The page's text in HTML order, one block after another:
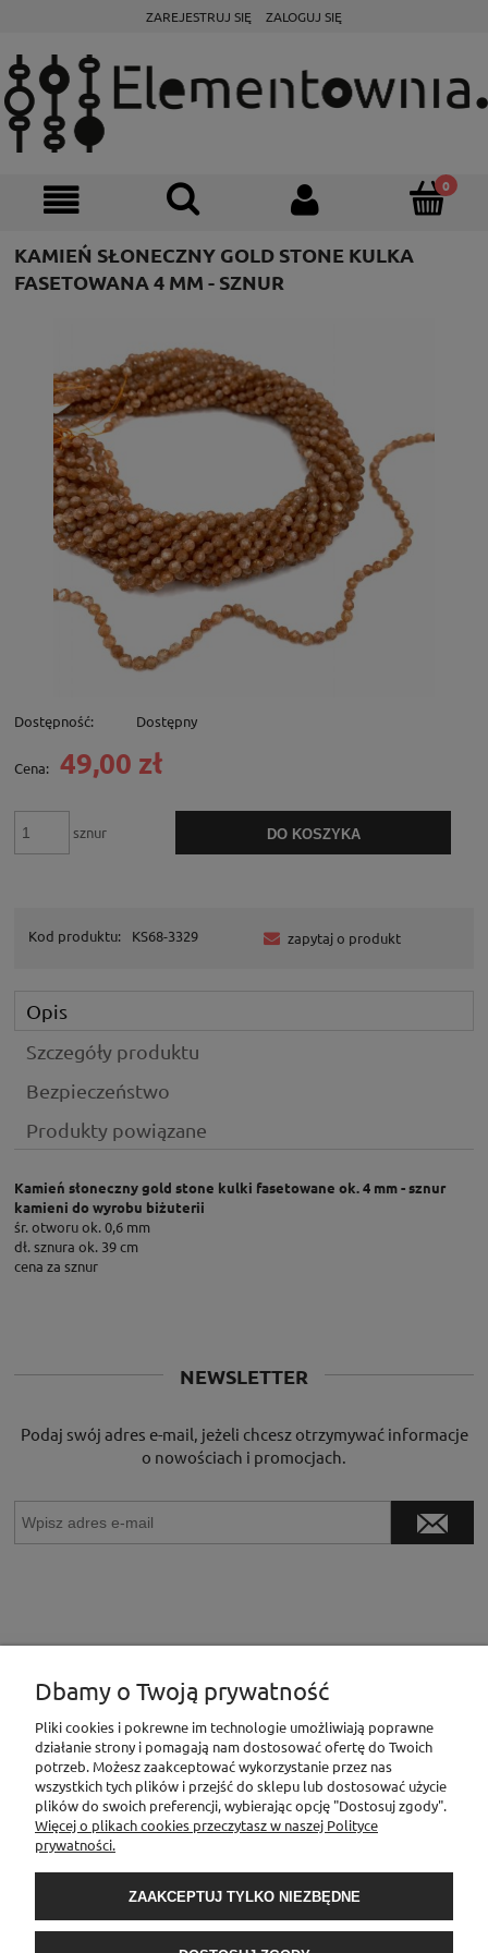
ZAREJESTRUJ SIĘ ZALOGUJ SIĘ
KAMIEŃ SŁONECZNY GOLD STONE KULKA
FASETOWANA 4 MM - SZNUR
Dostępność: Dostępny
Cena: 49,00 zł
sznur DO KOSZYKA
Kod produktu: KS68-3329 zapytaj o produkt
Opis
Szczegóły produktu
Bezpieczeństwo
Produkty powiązane
Kamień słoneczny gold stone kulki fasetowane ok. 4 mm - sznur
kamieni do wyrobu biżuterii
śr. otworu ok. 0,6 mm
dł. sznura ok. 39 cm
cena za sznur
NEWSLETTER
Podaj swój adres e-mail, jeżeli chcesz otrzymywać informacje
o nowościach i promocjach.
INFORMACJE
MOJE KONTO
O NAS
Dbamy o Twoją prywatność
Pliki cookies i pokrewne im technologie umożliwiają poprawne
działanie strony i pomagają nam dostosować ofertę do Twoich
potrzeb. Możesz zaakceptować wykorzystanie przez nas
wszystkich tych plików i przejść do sklepu lub dostosować użycie
plików do swoich preferencji, wybierając opcję "Dostosuj zgody".
Więcej o plikach cookies przeczytasz w naszej Polityce
prywatności.
ZAAKCEPTUJ TYLKO NIEZBĘDNE